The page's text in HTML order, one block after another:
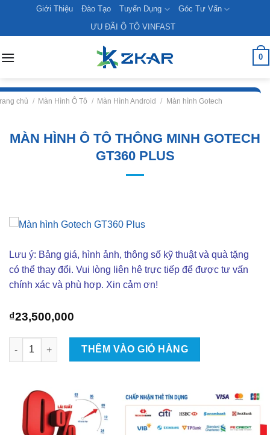
content
Giới Thiệu Đào Tạo Tuyển Dụng
Góc Tư Vấn
ƯU ĐÃI Ô TÔ VINFAST
0
chủ / Màn Hình Ô Tô / Màn Hình Android / Màn hình Gotech
MÀN HÌNH Ô TÔ THÔNG MINH GOTECH
GT360 PLUS
Lưu ý: Bảng giá, hình ảnh, thông số kỹ thuật và quà tặng
có thể thay đổi. Vui lòng liên hê trực tiếp để được tư vấn
chính xác và phù hợp. Xin cảm ơn!
₫23,500,000
Màn Hình Ô Tô Thông Minh Gotech GT360 Plus số lượng
THÊM VÀO GIỎ HÀNG